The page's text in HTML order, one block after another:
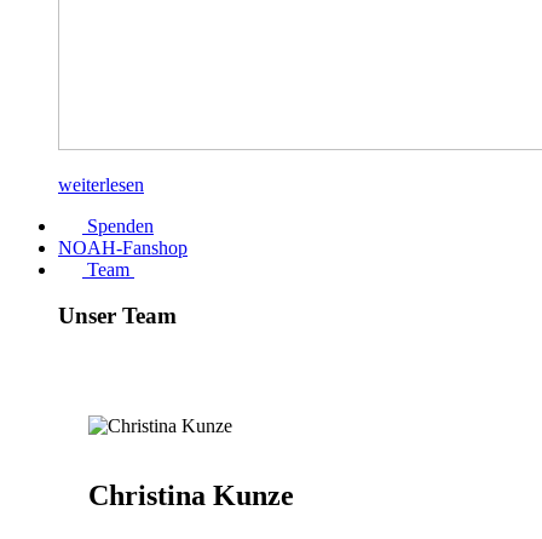
weiterlesen
Spenden
NOAH-Fanshop
Team
Unser Team
Christina Kunze